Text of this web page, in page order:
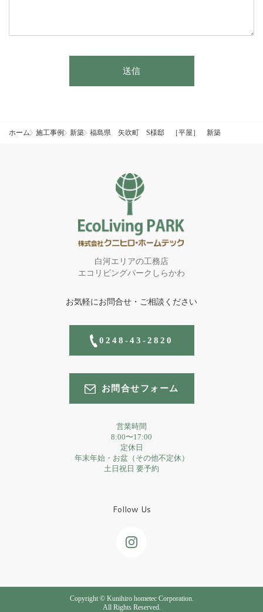
このフィールドは空のままにしてください。
送信
ホーム 施工事例 新築 福島県 矢吹町 S様邸 ［平屋］ 新築
白河エリアの工務店
エコリビングパークしらかわ
お気軽にお問合せ・ご相談ください
0248-43-2820
お問合せフォーム
営業時間
8:00〜17:00
定休日
年末年始・お盆（その他不定休）
土日祝日 要予約
Follow Us
Copyright © Kunihiro hometec Corporation.
All Rights Reserved.